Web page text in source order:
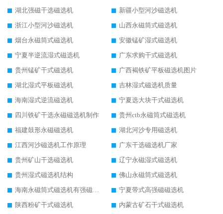
湖北强磁干选磁选机
新疆小型河沙磁选机
浙江小型河沙磁选机
山西永磁筒式磁选机
烟台永磁筒式磁选机
安徽锰矿湿式磁选机
宁夏半逆流湿式磁选机
广东求购干式磁选机
贵州锰矿干式磁选机
广西褐铁矿平板磁选机图片
湖北湿式平板磁选机
吉林湿式磁选机质量
海南湿式逆流磁选机
宁夏选大块干式磁选机
四川铁矿干选永磁磁选机制作
贵州ctb永磁筒式磁选机
福建鼓形永磁磁选机
湖北河沙专用磁选机
江西河沙磁选机工作原理
广东干选磁选机厂家
贵州矿山干选磁选机
辽宁永磁湿式磁选机
贵州湿式磁选机结构
佛山永磁筒式磁选机
海南永磁筒式磁选机有强磁的吗
宁夏带式高强磁磁选机
陕西粉矿干式磁选机
内蒙古矿石干式磁选机